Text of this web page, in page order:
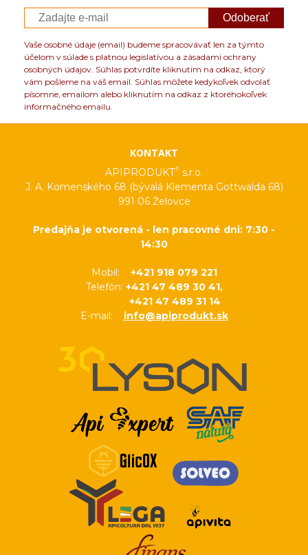
Odoberať
Vaše osobné údaje (email) budeme spracovávať len za týmto
účelom v súlade s platnou legislatívou a zásadami ochrany
osobných údajov. Súhlas potvrdíte kliknutím na odkaz, ktorý
vám pošleme na váš email. Súhlas môžete kedykoľvek odvolať
písomne, emailom alebo kliknutím na odkaz z ktoréhokoľvek
informačného emailu.
KONTAKT
APIPRODUKT® s.r.o.
J. A. Komenského 68 (bývalá Klementa Gottwalda 68)
991 06 Želovce
Predajňa je otvorená - len pracovné dni: 7:30 -
14:30
Mobil: +421 918 079 221
Telefón: +421 47 489 30 41,
+421 47 489 31 14
E-mail: info@apiprodukt.sk